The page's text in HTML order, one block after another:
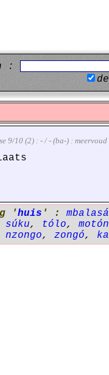
:
9/10 (2) : - / - (ba-) :
'huis ' :
súku, tólo,
nzongo, zongó,